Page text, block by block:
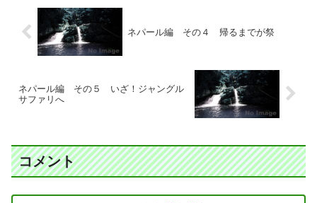
ネパール編 その４ 帰るまでが祭
ネパール編 その５ いざ！ジャングル
サファリへ
コメント